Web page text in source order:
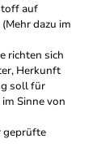
auf
dazu im
richten sich
Herkunft
soll für
Sinne von
geprüfte